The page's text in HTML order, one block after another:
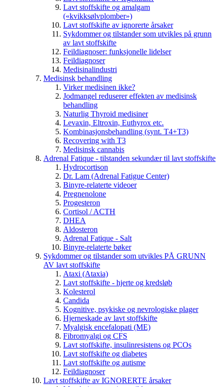
Lavt stoffskifte og amalgam
(«kvikksølvplomber»)
Lavt stoffskifte av ignorerte årsaker
Sykdommer og tilstander som utvikles på grunn
av lavt stoffskifte
Feildiagnoser: funksjonelle lidelser
Feildiagnoser
Medisinalindustri
Medisinsk behandling
Virker medisinen ikke?
Jodmangel reduserer effekten av medisinsk
behandling
Naturlig Thyroid medisiner
Levaxin, Eltroxin, Euthyrox etc.
Kombinasjonsbehandling (synt. T4+T3)
Recovering with T3
Medisinsk cannabis
Adrenal Fatique - tilstanden sekundær til lavt stoffskifte
Hydrocortison
Dr. Lam (Adrenal Fatigue Center)
Binyre-relaterte videoer
Pregnenolone
Progesteron
Cortisol / ACTH
DHEA
Aldosteron
Adrenal Fatique - Salt
Binyre-relaterte bøker
Sykdommer og tilstander som utvikles PÅ GRUNN
AV lavt stoffskifte
Ataxi (Ataxia)
Lavt stoffskifte - hjerte og kredsløb
Kolesterol
Candida
Kognitive, psykiske og nevrologiske plager
Hjerneskade av lavt stoffskifte
Myalgisk encefalopati (ME)
Fibromyalgi og CFS
Lavt stoffskifte, insulinresistens og PCOs
Lavt stoffskifte og diabetes
Lavt stoffskifte og autisme
Feildiagnoser
Lavt stoffskifte av IGNORERTE årsaker